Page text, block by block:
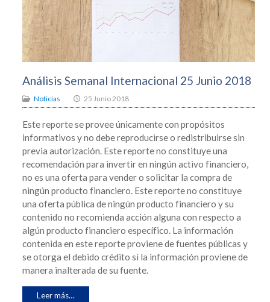
Análisis Semanal Internacional 25 Junio 2018
Noticias 25 Junio 2018
Este reporte se provee únicamente con propósitos
informativos y no debe reproducirse o redistribuirse sin
previa autorización. Este reporte no constituye una
recomendación para invertir en ningún activo financiero,
no es una oferta para vender o solicitar la compra de
ningún producto financiero. Este reporte no constituye
una oferta pública de ningún producto financiero y su
contenido no recomienda acción alguna con respecto a
algún producto financiero específico. La información
contenida en este reporte proviene de fuentes públicas y
se otorga el debido crédito si la información proviene de
manera inalterada de su fuente.
Leer más…